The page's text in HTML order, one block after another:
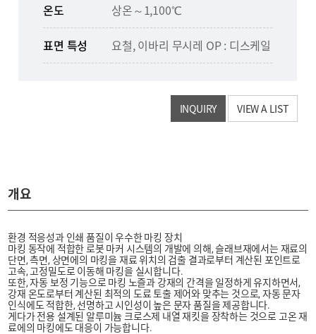
온도 상온～1,100℃
표면 특성 요철, 이바리 무시레 OP : 디스케일
INQUIRY VIEW A LIST
개요
환경 적응성과 인쇄 품질이 우수한 마킹 장치
마킹 동작에 적합한 로봇 마커 시스템의 개발에 의해, 슬래브재에서는 재료의
단면, 측면, 상면에의 마킹을 재료 위치의 검출 결과로부터 계산된 포인트로
고속, 고정밀도로 이동해 마킹을 실시합니다.
또한, 자동 보정 기능으로 마킹 노즐과 강재의 간격을 일정하게 유지하면서,
강재 온도로부터 계산된 최적의 도료 토출 제어와 맞추는 것으로, 자동 문자
인식에도 적합한, 선명하고 시인성이 높은 문자 품질을 제공합니다.
게다가 전용 설계된 알루미늄 크로스제 내열 재킷을 장착하는 것으로 고온 재
료에의 마킹에도 대응이 가능합니다.